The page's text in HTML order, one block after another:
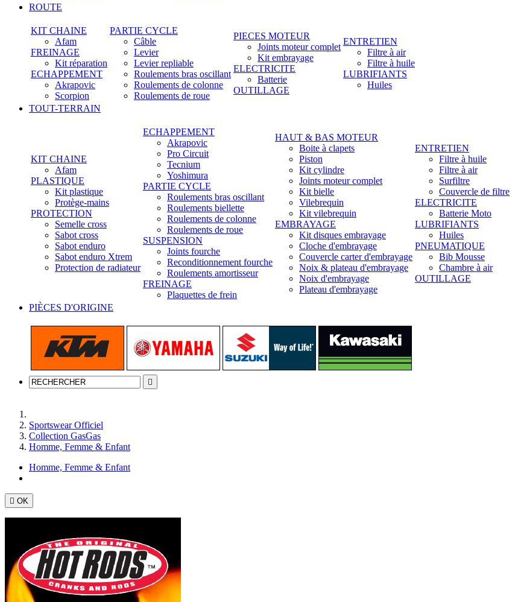
ROUTE
KIT CHAINE
Afam
FREINAGE
Kit réparation
ECHAPPEMENT
Akrapovic
Scorpion
PARTIE CYCLE
Câble
Levier
Levier repliable
Roulements bras oscillant
Roulements de colonne
Roulements de roue
PIECES MOTEUR
Joints moteur complet
Kit embrayage
ELECTRICITE
Batterie
OUTILLAGE
ENTRETIEN
Filtre à air
Filtre à huile
LUBRIFIANTS
Huiles
TOUT-TERRAIN
KIT CHAINE
Afam
PLASTIQUE
Kit plastique
Protège-mains
PROTECTION
Semelle cross
Sabot cross
Sabot enduro
Sabot enduro Xtrem
Protection de radiateur
ECHAPPEMENT
Akrapovic
Pro Circuit
Tecnium
Yoshimura
PARTIE CYCLE
Roulements bras oscillant
Roulements biellette
Roulements de colonne
Roulements de roue
SUSPENSION
Joints fourche
Reconditionnement fourche
Roulements amortisseur
FREINAGE
Plaquettes de frein
HAUT & BAS MOTEUR
Boite à clapets
Piston
Kit cylindre
Joints moteur complet
Kit bielle
Vilebrequin
Kit vilebrequin
EMBRAYAGE
Kit disques embrayage
Cloche d'embrayage
Couvercle carter d'embrayage
Noix & plateau d'embrayage
Noix d'embrayage
Plateau d'embrayage
ENTRETIEN
Filtre à huile
Filtre à air
Surfiltre
Couvercle de filtre
ELECTRICITE
Batterie Moto
LUBRIFIANTS
Huiles
PNEUMATIQUE
Bib Mousse
Chambre à air
OUTILLAGE
PIÈCES D'ORIGINE

Sportswear Officiel
Collection GasGas
Homme, Femme & Enfant
Homme, Femme & Enfant
 OK